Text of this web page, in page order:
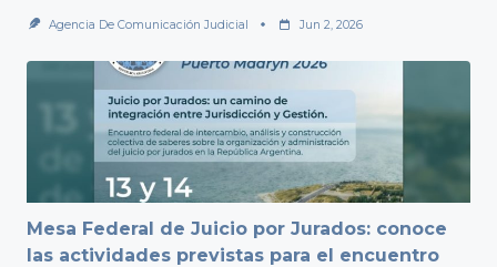
Agencia De Comunicación Judicial Jun 2, 2026
Mesa Federal de Juicio por Jurados: conoce
las actividades previstas para el encuentro